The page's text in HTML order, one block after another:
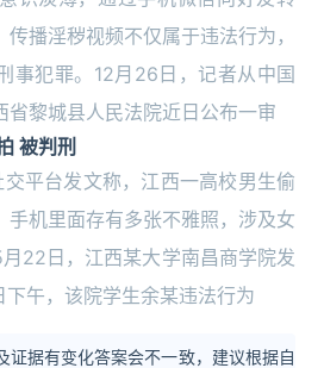
播淫秽视频不仅属于违法行为，
事犯罪。12月26日，记者从中国
省黎城县人民法院近日公布一审
被判刑
平台发文称，江西一高校男生偷
手机里面存有多张不雅照，涉及女
22日，江西某大学南昌商学院发
午，该院学生余某违法行为
证据有变化答案会不一致，建议根据自